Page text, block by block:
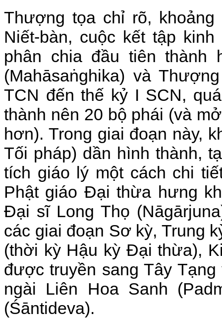
Thượng tọa chỉ rõ,
Niết-bàn, cuộc kết tập
phân chia đầu tiên thành
(Mahāsaṅghika) và
TCN đến thế kỷ I SCN,
thành nên 20 bộ phái (và
hơn). Trong giai đoạn này,
Tối pháp) dần hình thành,
tích giáo lý một cách chi
Phật giáo Đại thừa hưng
Đại sĩ Long Thọ
các giai đoạn Sơ kỳ, Trung
(thời kỳ Hậu kỳ Đại thừa),
được truyền sang Tây
ngài Liên Hoa Sanh
(Śāntideva).